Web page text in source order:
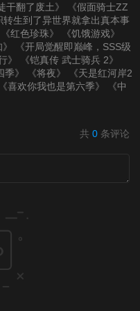
干翻了废土》
《假面骑士ZZ
转生到了异世界就拿出真本事
《红色珍珠》
《饥饿游戏》
《开局觉醒即巅峰，SSS级
》
《铠真传 武士骑兵 2》
》 《将夜》
《天是红河岸2
《喜欢你我也是第六季》
《中
共 0 条评论